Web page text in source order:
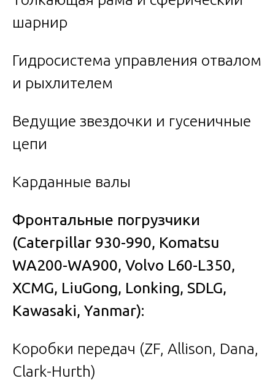
шарнир
Гидросистема управления отвалом
и рыхлителем
Ведущие звездочки и гусеничные
цепи
Карданные валы
Фронтальные погрузчики
(Caterpillar 930-990, Komatsu
WA200-WA900, Volvo L60-L350,
XCMG, LiuGong, Lonking, SDLG,
Kawasaki, Yanmar):
Коробки передач (ZF, Allison, Dana,
Clark-Hurth)